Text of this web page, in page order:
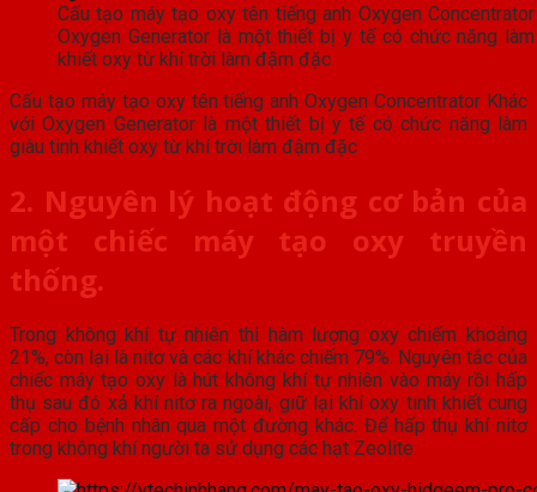
Cấu tạo máy tạo oxy tên tiếng anh Oxygen
Oxygen Generator là một thiết bị y tế có chức năng
khiết oxy từ khí trời làm đậm đặc
Cấu tạo máy tạo oxy tên tiếng anh Oxygen Concentrator Khác
với Oxygen Generator là một thiết bị y tế có chức năng làm
giàu tinh khiết oxy từ khí trời làm đậm đặc
2. Nguyên lý hoạt động cơ bản của
một chiếc máy tạo oxy truyền
thống.
Trong không khí tự nhiên thì hàm lượng oxy chiếm khoảng
21%, còn lại là nitơ và các khí khác chiếm 79%. Nguyên tắc của
chiếc máy tạo oxy là hút không khí tự nhiên vào máy rồi hấp
thụ sau đó xả khí nitơ ra ngoài, giữ lại khí oxy tinh khiết cung
cấp cho bệnh nhân qua một đường khác. Để hấp thụ khí nitơ
trong không khí người ta sử dụng các hạt Zeolite.